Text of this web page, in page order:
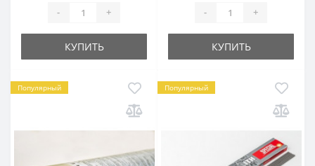
- +
КУПИТЬ
- +
КУПИТЬ
Популярный Популярный